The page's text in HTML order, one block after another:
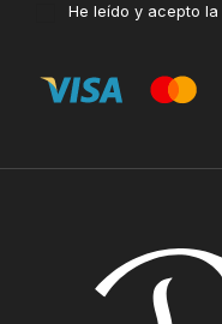
He leído y acepto la